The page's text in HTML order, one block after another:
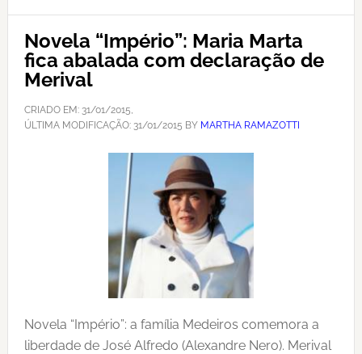
Novela “Império”: Maria Marta
fica abalada com declaração de
Merival
CRIADO EM: 31/01/2015,
ÚLTIMA MODIFICAÇÃO: 31/01/2015 BY MARTHA RAMAZOTTI
Novela “Império”: a família Medeiros comemora a
liberdade de José Alfredo (Alexandre Nero). Merival